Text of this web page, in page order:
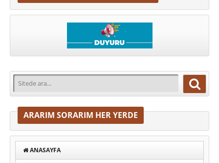
ARARIM SORARIM HER YERDE
ANASAYFA